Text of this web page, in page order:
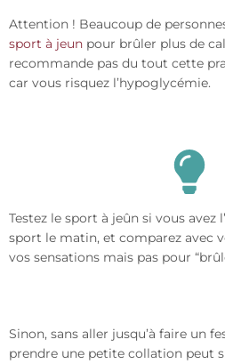
Attention ! Beaucoup de
sport à jeun pour brûler plus de
recommande pas du tout cette
car vous risquez l’hypoglycémie.
Testez le sport à jeûn si vous avez
sport le matin, et comparez avec
vos sensations mais pas pour
Sinon, sans aller jusqu’à faire un
prendre une petite collation peut